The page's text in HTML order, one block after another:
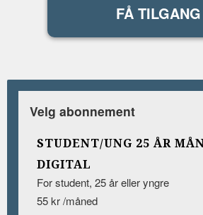
FÅ TILGANG
Velg abonnement
STUDENT/UNG 25 ÅR
DIGITAL
For student, 25 år eller yngre
55 kr /måned